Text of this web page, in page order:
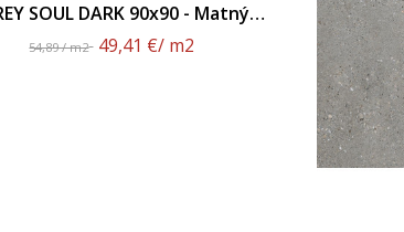
SOUL DARK 90x90 - Matný
Povrch
54,89 / m2 49,41 €/ m2